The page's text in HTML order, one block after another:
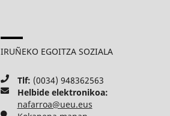
IRUÑEKO EGOITZA SOZIALA
Tlf: (0034) 948362563
Helbide elektronikoa:
nafarroa@ueu.eus